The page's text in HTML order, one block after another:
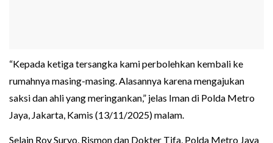
“Kepada ketiga tersangka kami perbolehkan kembali ke
rumahnya masing-masing. Alasannya karena mengajukan
saksi dan ahli yang meringankan,” jelas Iman di Polda Metro
Jaya, Jakarta, Kamis (13/11/2025) malam.
Selain Roy Suryo, Rismon dan Dokter Tifa, Polda Metro Jaya